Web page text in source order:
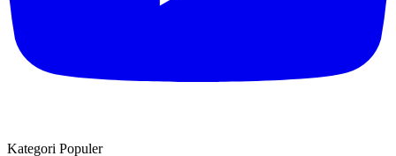
Kategori Populer